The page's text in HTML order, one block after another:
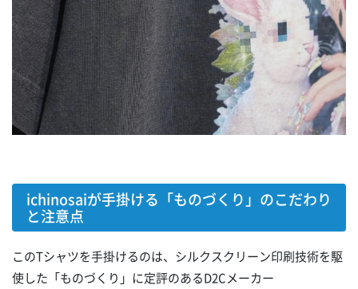
ichinosaiが手掛ける「ものづくり」のこだわり
と注意点
このTシャツを手掛けるのは、シルクスクリーン印刷技術を駆
使した「ものづくり」に定評のあるD2Cメーカー